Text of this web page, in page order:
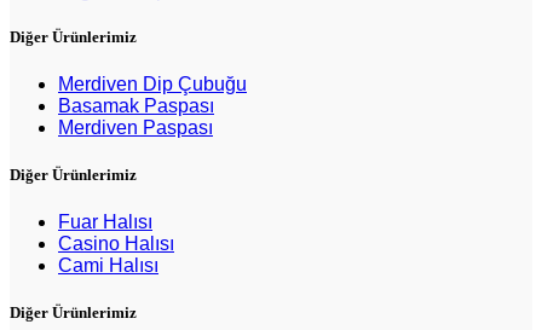
Diğer Ürünlerimiz
Merdiven Dip Çubuğu
Basamak Paspası
Merdiven Paspası
Diğer Ürünlerimiz
Fuar Halısı
Casino Halısı
Cami Halısı
Diğer Ürünlerimiz